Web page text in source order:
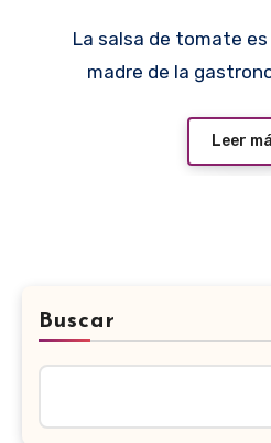
La salsa de tomate es una de las salsas
madre de la
Leer
Buscar